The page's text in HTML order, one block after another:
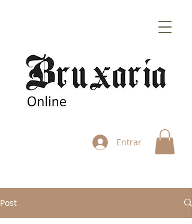
Entrar
Post